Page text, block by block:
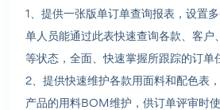
1、提供一张版单订单查询报表，设置
单人员能通过此表快速查询各款、客户
等状态，全面、快速掌握所跟踪的订单
2、提供快速维护各款用面料和配色表
产品的用料BOM维护，供订单评审时使